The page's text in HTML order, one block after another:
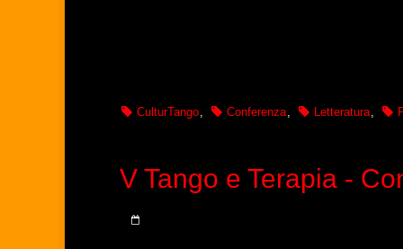
CulturTango, Conferenza, Letteratura,
V Tango e Terapia -